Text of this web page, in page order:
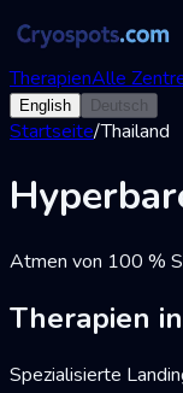
TherapienAlle
English Deutsch
Startseite/Thailand
Atmen von 100 %
Therapien
Spezialisierte